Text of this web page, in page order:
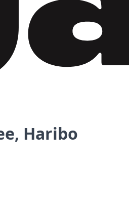
Haribo